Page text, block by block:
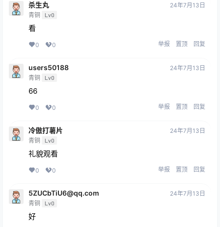
杀生丸
青铜 Lv0
24年7月13日
看
0 0 举报 置顶 回复
users50188
青铜 Lv0
24年7月13日
66
0 0 举报 置顶 回复
冷傲打薯片
青铜 Lv0
24年7月13日
礼貌观看
0 0 举报 置顶 回复
5ZUCbTiU6@qq.com
青铜 Lv0
24年7月13日
好